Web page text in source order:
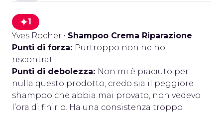
1
Yves Rocher • Shampoo Crema Riparazione
Punti di forza: Purtroppo non ne ho
riscontrati.
Punti di debolezza: Non mi è piaciuto per
nulla questo prodotto, credo sia il peggiore
shampoo che abbia mai provato, non vedevo
l’ora di finirlo. Ha una consistenza troppo